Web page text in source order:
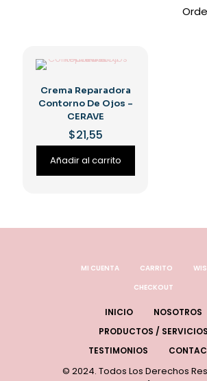
Crema Reparadora
Contorno De Ojos –
CERAVE
$21,55
Añadir al carrito
MI CUENTA CARRITO
CHECKOUT
INICIO
NOSOTROS
PRODUCTOS / SERVICIOS
TESTIMONIOS
© 2024. Todos Los Derechos